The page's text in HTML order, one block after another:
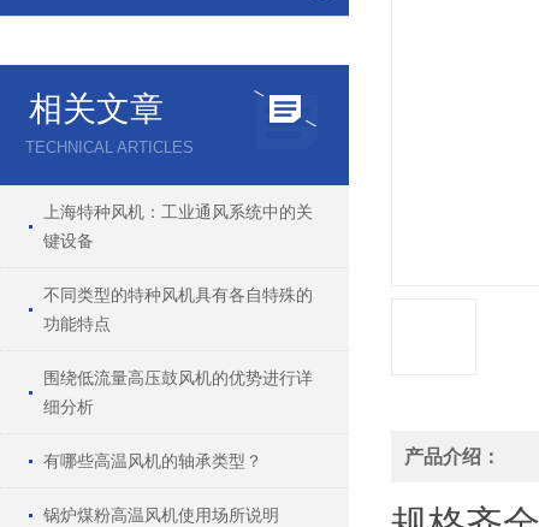
相关文章
TECHNICAL ARTICLES
上海特种风机：工业通风系统中的关
键设备
不同类型的特种风机具有各自特殊的
功能特点
围绕低流量高压鼓风机的优势进行详
细分析
有哪些高温风机的轴承类型？
锅炉煤粉高温风机使用场所说明
产品介绍：